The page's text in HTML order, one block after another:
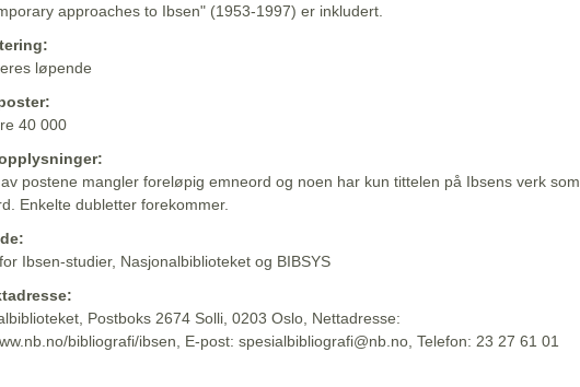
approaches to Ibsen" (1953-1997) er inkludert.
løpende
40 000
postene mangler foreløpig emneord og noen har kun tittelen på Ibsens verk som
Enkelte dubletter forekommer.
Ibsen-studier, Nasjonalbiblioteket og BIBSYS
Postboks 2674 Solli, 0203 Oslo, Nettadresse:
bibliografi/ibsen, E-post: spesialbibliografi@nb.no, Telefon: 23 27 61 01